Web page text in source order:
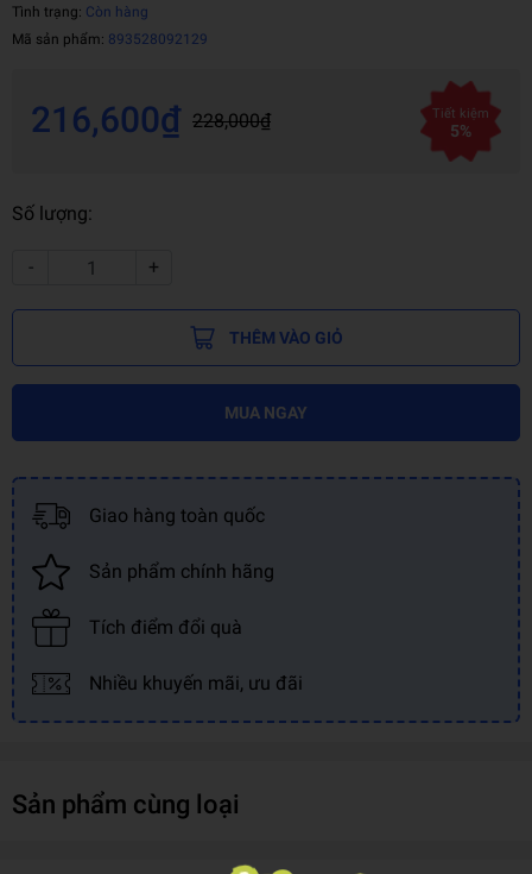
Tình trạng: Còn hàng
Mã sản phẩm: 893528092129
216,600₫ 228,000₫ Tiết kiệm
5%
Số lượng:
- +
THÊM VÀO GIỎ
MUA NGAY
Giao hàng toàn quốc
Sản phẩm chính hãng
Tích điểm đổi quà
Nhiều khuyến mãi, ưu đãi
Sản phẩm cùng loại